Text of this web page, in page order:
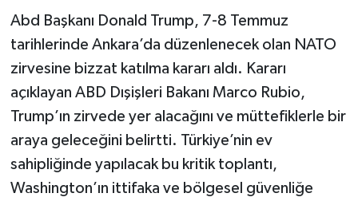
Abd Başkanı Donald Trump, 7-8 Temmuz
tarihlerinde Ankara’da düzenlenecek olan NATO
zirvesine bizzat katılma kararı aldı. Kararı
açıklayan ABD Dışişleri Bakanı Marco Rubio,
Trump’ın zirvede yer alacağını ve müttefiklerle bir
araya geleceğini belirtti. Türkiye’nin ev
sahipliğinde yapılacak bu kritik toplantı,
Washington’ın ittifaka ve bölgesel güvenliğe